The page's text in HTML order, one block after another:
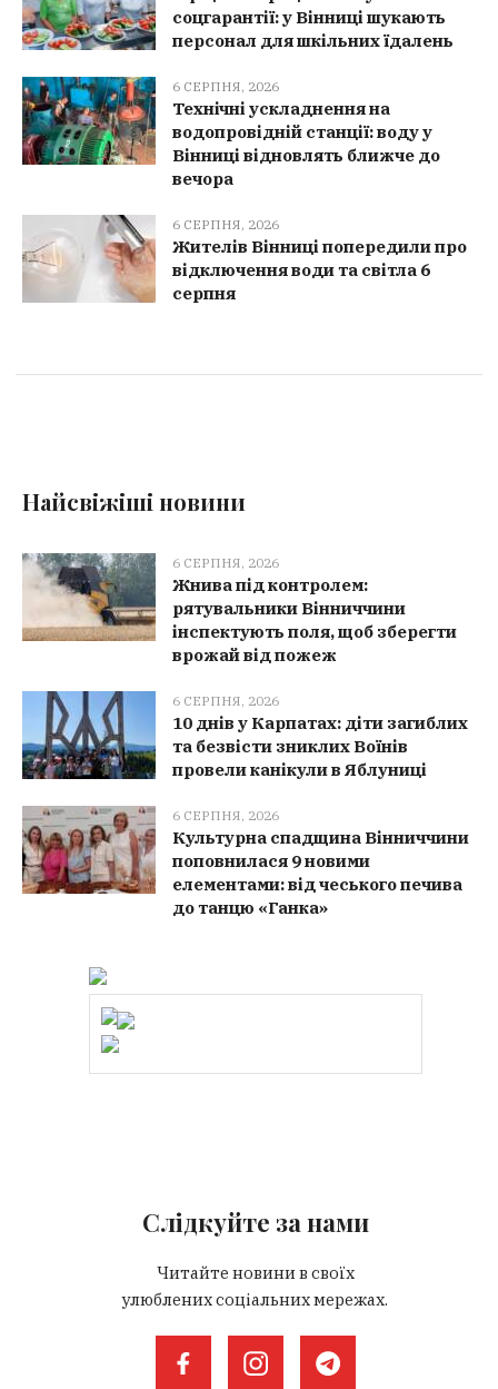
соцгарантії: у Вінниці шукають
персонал для шкільних їдалень
6 СЕРПНЯ, 2026
Технічні ускладнення на
водопровідній станції: воду у
Вінниці відновлять ближче до
вечора
6 СЕРПНЯ, 2026
Жителів Вінниці попередили про
відключення води та світла 6
серпня
Найсвіжіші новини
6 СЕРПНЯ, 2026
Жнива під контролем:
рятувальники Вінниччини
інспектують поля, щоб зберегти
врожай від пожеж
6 СЕРПНЯ, 2026
10 днів у Карпатах: діти загиблих
та безвісти зниклих Воїнів
провели канікули в Яблуниці
6 СЕРПНЯ, 2026
Культурна спадщина Вінниччини
поповнилася 9 новими
елементами: від чеського печива
до танцю «Ганка»
Слідкуйте за нами
Читайте новини в своїх
улюблених соціальних мережах.